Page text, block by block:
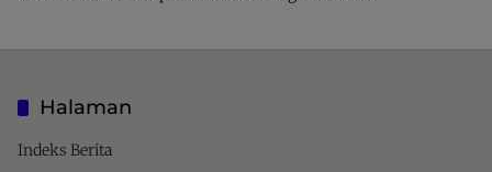
Halaman
Indeks Berita